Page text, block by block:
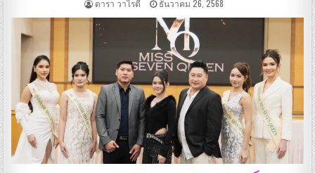
ดารา วาไรตี้ ธันวาคม 26, 2568